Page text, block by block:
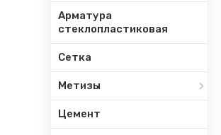
Арматура
стеклопластиковая
Сетка
Метизы
Цемент